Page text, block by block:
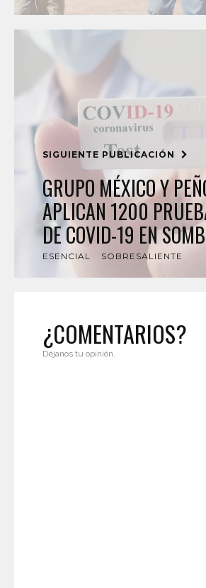
SIGUIENTE PUBLICACIÓN
GRUPO MÉXICO Y
APLICAN 1200
DE COVID-19 EN
ESENCIAL SOBRESALIENTE
¿COMENTARIOS?
Déjanos tu opinión.